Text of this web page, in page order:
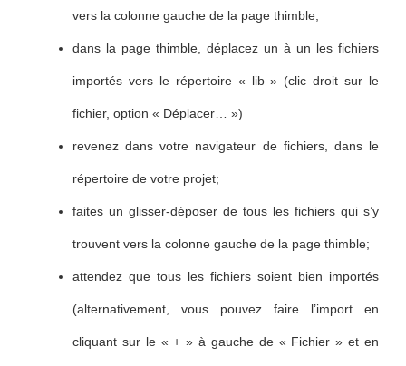
vers la colonne gauche de la page thimble;
dans la page thimble, déplacez un à un les fichiers
importés vers le répertoire « lib » (clic droit sur le
fichier, option « Déplacer… »)
revenez dans votre navigateur de fichiers, dans le
répertoire de votre projet;
faites un glisser-déposer de tous les fichiers qui s’y
trouvent vers la colonne gauche de la page thimble;
attendez que tous les fichiers soient bien importés
(alternativement, vous pouvez faire l’import en
cliquant sur le « + » à gauche de « Fichier » et en